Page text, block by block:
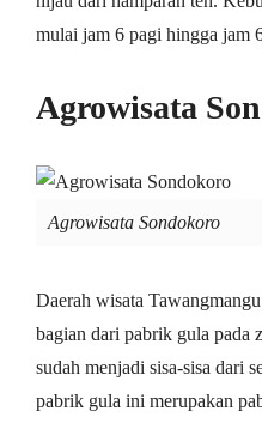
mulai jam 6 pagi hingga jam
Agrowisata
Agrowisata Sondokoro
Daerah wisata
bagian dari pabrik gula pada
sudah menjadi sisa-sisa dari
pabrik gula ini merupakan